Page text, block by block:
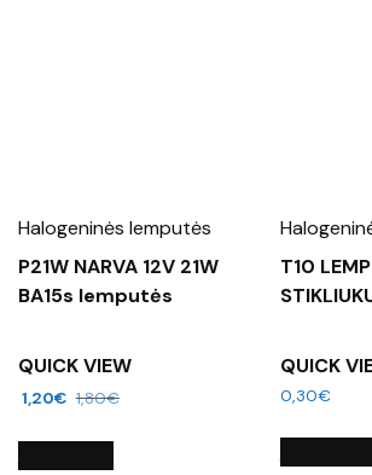
Halogeninės lemputės
P21W NARVA 12V 21W
BA15s lemputės
QUICK VIEW
1,20€ 1,80€
T10
QUICK
0,30€